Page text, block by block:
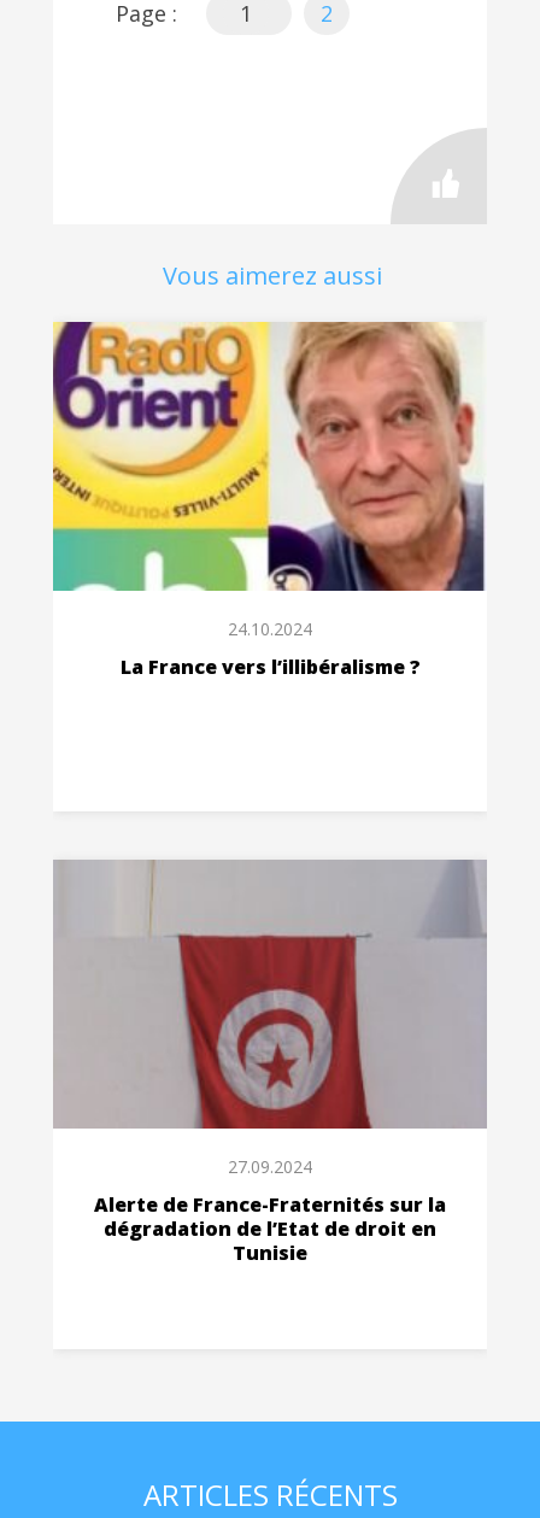
Page : 1 2
Vous aimerez aussi
24.10.2024
La France vers l’illibéralisme ?
27.09.2024
Alerte de France-Fraternités sur la
dégradation de l’Etat de droit en
Tunisie
ARTICLES RÉCENTS